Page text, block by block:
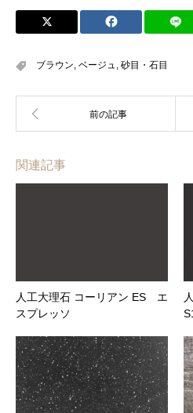
※下記フォームは簡単なご質問に
会員の方はこちらからでも見積依
ど製作物は見積依頼シートや図面
メッセージ本文
ブラウン, ベージュ, 砂目・石目
関連記事
人工大理石 コーリアン ES エ
スプレッソ